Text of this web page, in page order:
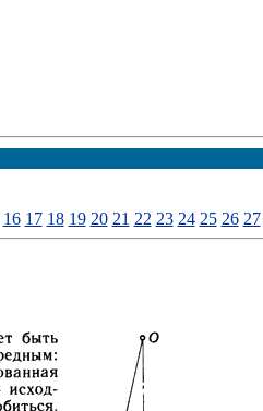
16 17 18 19 20 21 22 23 24 25 26 27